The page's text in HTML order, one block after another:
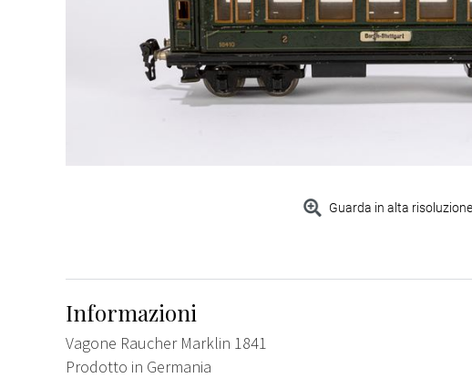
Guarda in alta risoluzione
Informazioni
Vagone Raucher Marklin 1841
Prodotto in Germania